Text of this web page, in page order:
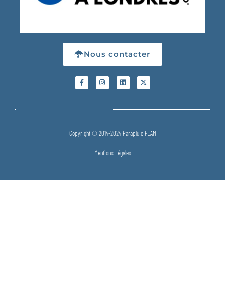
Nous contacter
Copyright © 2014-2024 Parapluie FLAM
Mentions Légales